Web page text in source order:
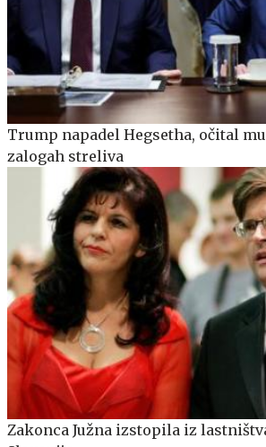
Trump napadel Hegsetha, očital
zalogah streliva
Zakonca Južna izstopila iz